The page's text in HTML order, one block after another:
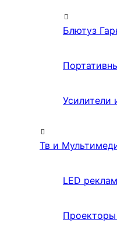
Блютуз
Усилители
Тв и
LED